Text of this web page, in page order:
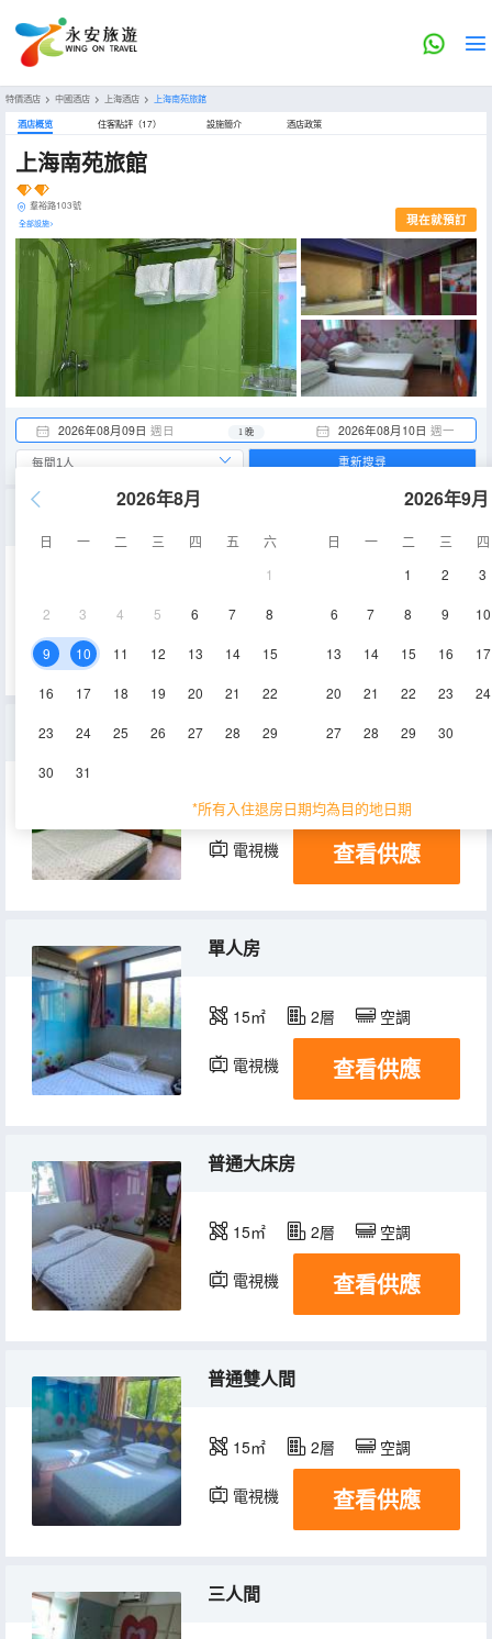
特價酒店 > 中國酒店 > 上海酒店 > 上海南苑旅館
酒店概览 住客點評（17） 設施簡介 酒店政策
上海南苑旅館
羣裕路103號
全部設施> 現在就預訂
2026年08月09日 週日 2026年08月10日 週一
1 晚
2026年8月
日 一 二 三 四 五
六
1
2 3 4 5 6 7 8
9 10 11 12 13 14 15
16 17 18 19 20 21 22
23 24 25 26 27 28 29
30 31
2026年9月
日 一 二 三
四
1
2 3
6 7 8 9 10
13 14 15 16 17
20 21 22 23 24
27 28 29 30
*所有入住退房日期均為目的地日期
重新搜尋
空調
大床房
15㎡ 2層 空調
電視機 查看供應
單人房
15㎡ 2層 空調
電視機 查看供應
普通大床房
15㎡ 2層 空調
電視機 查看供應
普通雙人間
15㎡ 2層 空調
電視機 查看供應
三人間